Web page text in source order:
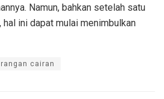
Namun, bahkan setelah satu
hal ini dapat mulai menimbulkan
cairan